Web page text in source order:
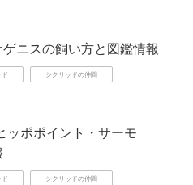
ニスの飼い方と図鑑情報
ド シクリッドの仲間
ッポポイント・サーモ
ド シクリッドの仲間